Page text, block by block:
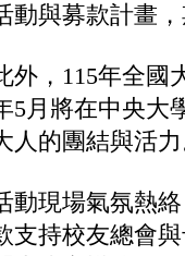
動與募款計畫
外，115年全國
5月將在中央大
人的團結與活
動現場氣氛熱
支持校友總會